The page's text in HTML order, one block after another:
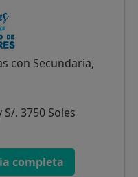
con Secundaria,
S/. 3750 Soles
completa